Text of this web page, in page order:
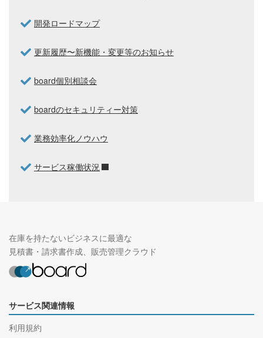
開発ロードマップ
更新履歴〜新機能・変更等のお知らせ
board個別相談会
boardのセキュリティー対策
業務効率化ノウハウ
サービス稼働状況
在庫を持たないビジネスに最適な
見積書・請求書作成、販売管理クラウド
サービス関連情報
利用規約